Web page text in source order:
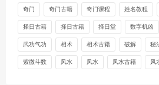
奇门 奇门古籍 奇门课程 姓名教程
择日古籍 择日古籍 择日堂 数字机凶
武功气功 相术 相术古籍 破解 秘
紫微斗数 风水 风水 风水古籍 风